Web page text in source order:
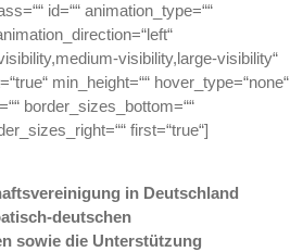
id=““ animation_type=““
visibility,large-visibility“
min_height=““ hover_type=“none“
border_sizes_bottom=““
first=“true“]
in Deutschland
deutschen
sowie die Unterstützung